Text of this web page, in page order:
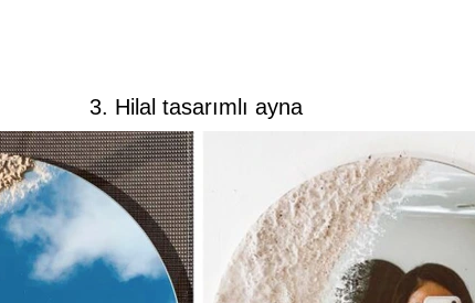
3. Hilal tasarımlı ayna